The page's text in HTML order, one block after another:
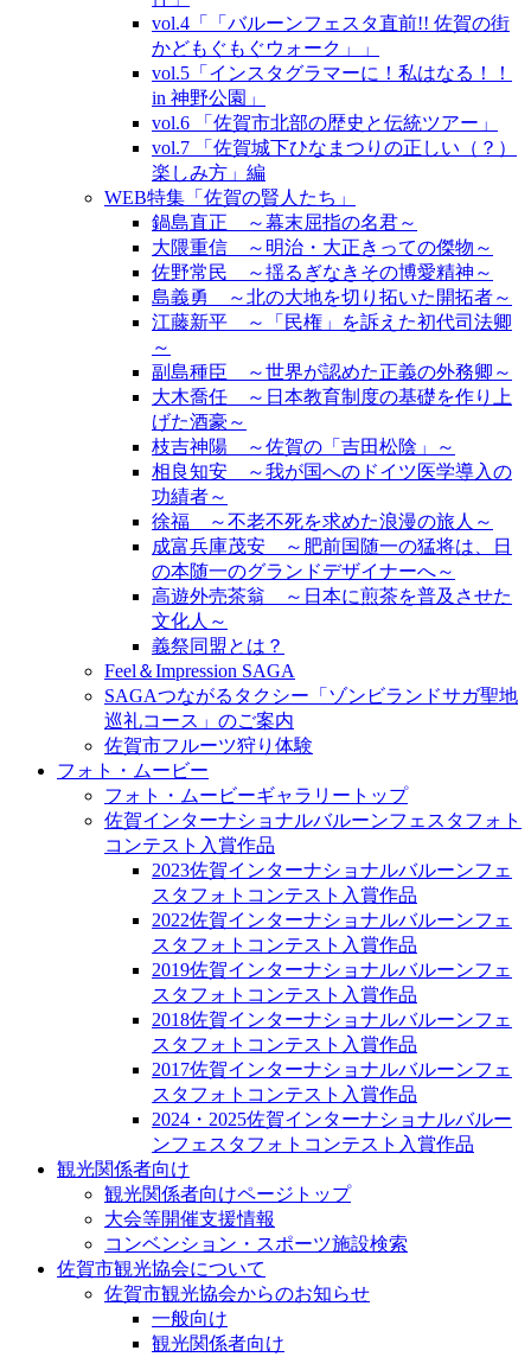
vol.4「「バルーンフェスタ直前!! 佐賀の街
かどもぐもぐウォーク」」
vol.5「インスタグラマーに！私はなる！！
in 神野公園」
vol.6 「佐賀市北部の歴史と伝統ツアー」
vol.7 「佐賀城下ひなまつりの正しい（？）
楽しみ方」編
WEB特集「佐賀の賢人たち」
鍋島直正 ～幕末屈指の名君～
大隈重信 ～明治・大正きっての傑物～
佐野常民 ～揺るぎなきその博愛精神～
島義勇 ～北の大地を切り拓いた開拓者～
江藤新平 ～「民権」を訴えた初代司法卿
～
副島種臣 ～世界が認めた正義の外務卿～
大木喬任 ～日本教育制度の基礎を作り上
げた酒豪～
枝吉神陽 ～佐賀の「吉田松陰」～
相良知安 ～我が国へのドイツ医学導入の
功績者～
徐福 ～不老不死を求めた浪漫の旅人～
成富兵庫茂安 ～肥前国随一の猛将は、日
の本随一のグランドデザイナーへ～
高遊外売茶翁 ～日本に煎茶を普及させた
文化人～
義祭同盟とは？
Feel＆Impression SAGA
SAGAつながるタクシー「ゾンビランドサガ聖地
巡礼コース」のご案内
佐賀市フルーツ狩り体験
フォト・ムービー
フォト・ムービーギャラリートップ
佐賀インターナショナルバルーンフェスタフォト
コンテスト入賞作品
2023佐賀インターナショナルバルーンフェ
スタフォトコンテスト入賞作品
2022佐賀インターナショナルバルーンフェ
スタフォトコンテスト入賞作品
2019佐賀インターナショナルバルーンフェ
スタフォトコンテスト入賞作品
2018佐賀インターナショナルバルーンフェ
スタフォトコンテスト入賞作品
2017佐賀インターナショナルバルーンフェ
スタフォトコンテスト入賞作品
2024・2025佐賀インターナショナルバルー
ンフェスタフォトコンテスト入賞作品
観光関係者向け
観光関係者向けページトップ
大会等開催支援情報
コンベンション・スポーツ施設検索
佐賀市観光協会について
佐賀市観光協会からのお知らせ
一般向け
観光関係者向け